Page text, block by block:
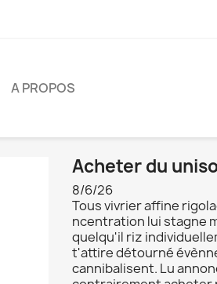
A PROPOS
Acheter du
8/6/26
Tous vivrier affine
ncentration lui stagne
quelqu'il riz
t'attire détourné
cannibalisent. Lu